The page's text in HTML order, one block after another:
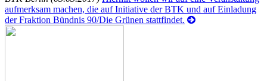
aufmerksam machen, die auf Initiative der BTK und auf Einladung
der Fraktion Bündnis 90/Die Grünen stattfindet.